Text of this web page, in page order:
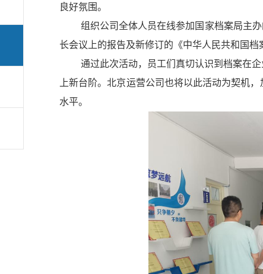
良好氛围。
组织公司全体人员在线参加国家档案局主
长会议上的报告及新修订的《中华人民共和国
通过此次活动，员工们真切认识到档案在
上新台阶。北京运营公司也将以此活动为契机
水平。